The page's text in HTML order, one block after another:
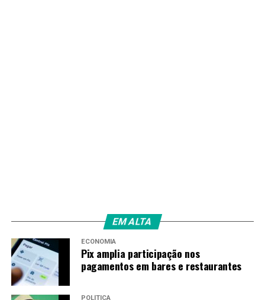
EM ALTA
ECONOMIA
Pix amplia participação nos
pagamentos em bares e restaurantes
POLÍTICA